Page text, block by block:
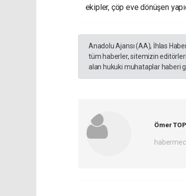
ekipler, çöp eve dönüşen
Anadolu Ajansı (AA), İhlas
tüm haberler, sitemizin
alan hukuki muhataplar haberi
Ömer